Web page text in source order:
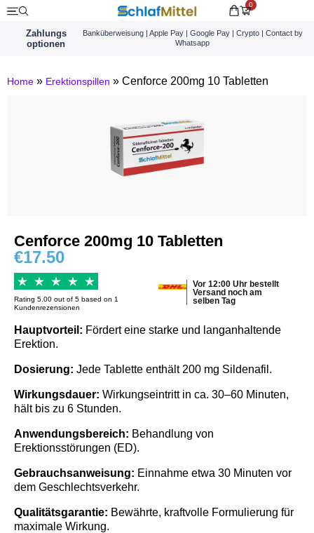
0
Zahlungs
optionen
Banküberweisung | Apple Pay | Google Pay | Crypto | Contact by
Whatsapp
Home » Erektionspillen » Cenforce 200mg 10 Tabletten
Cenforce 200mg 10 Tabletten
€17.50
Rating 5.00 out of 5 based on 1
Kundenrezensionen
Vor 12:00 Uhr bestellt
Versand noch am
selben Tag
Hauptvorteil: Fördert eine starke und langanhaltende
Erektion.
Dosierung: Jede Tablette enthält 200 mg Sildenafil.
Wirkungsdauer: Wirkungseintritt in ca. 30–60 Minuten,
hält bis zu 6 Stunden.
Anwendungsbereich: Behandlung von
Erektionsstörungen (ED).
Gebrauchsanweisung: Einnahme etwa 30 Minuten vor
dem Geschlechtsverkehr.
Qualitätsgarantie: Bewährte, kraftvolle Formulierung für
maximale Wirkung.